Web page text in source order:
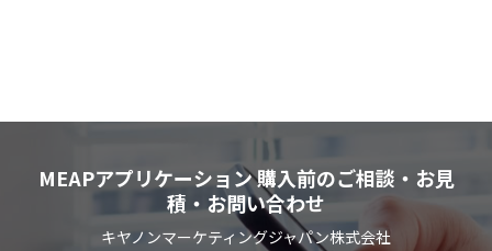
MEAPアプリケーション 購入前のご相談・お見
積・お問い合わせ
キヤノンマーケティングジャパン株式会社